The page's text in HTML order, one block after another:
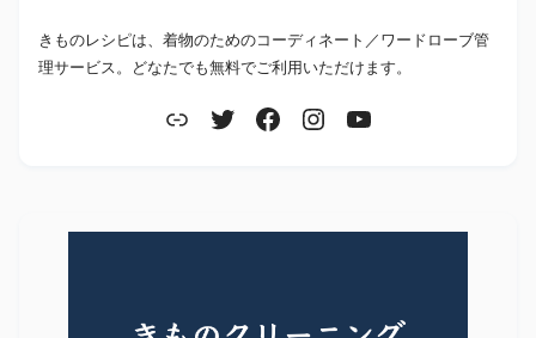
きものレシピは、着物のためのコーディネート／ワードローブ管
理サービス。どなたでも無料でご利用いただけます。